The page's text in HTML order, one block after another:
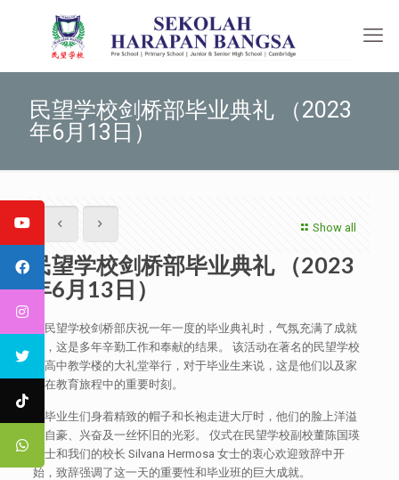
民望学校剑桥部毕业典礼 （2023
年6月13日）
Show all
民望学校剑桥部毕业典礼 （2023
年6月13日）
当民望学校剑桥部庆祝一年一度的毕业典礼时，气氛充满了成就
感，这是多年辛勤工作和奉献的结果。 该活动在著名的民望学校
初高中教学楼的大礼堂举行，对于毕业生来说，这是他们以及家
人在教育旅程中的重要时刻。
当毕业生们身着精致的帽子和长袍走进大厅时，他们的脸上洋溢
着自豪、兴奋及一丝怀旧的光彩。 仪式在民望学校副校董陈国瑛
女士和我们的校长 Silvana Hermosa 女士的衷心欢迎致辞中开
始，致辞强调了这一天的重要性和毕业班的巨大成就。